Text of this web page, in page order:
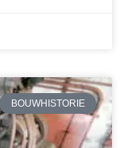
BOUWHISTORIE